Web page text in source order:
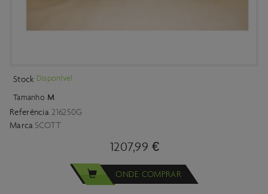
Stock Disponível
Tamanho M
Referência 216250G
Marca SCOTT
1207,99 €
ONDE COMPRAR